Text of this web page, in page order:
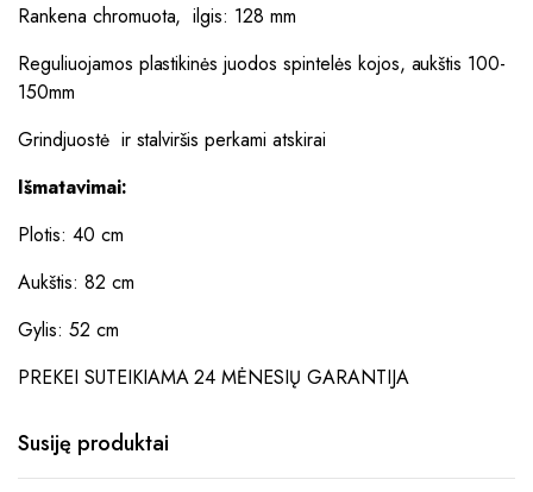
Rankena chromuota, ilgis: 128 mm
Reguliuojamos plastikinės juodos spintelės kojos, aukštis 100-
150mm
Grindjuostė ir stalviršis perkami atskirai
Išmatavimai:
Plotis: 40 cm
Aukštis: 82 cm
Gylis: 52 cm
PREKEI SUTEIKIAMA 24 MĖNESIŲ GARANTIJA
Susiję produktai